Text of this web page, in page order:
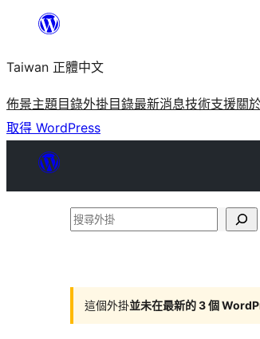
主
要
內
容
Taiwan 正體中文
佈景主題目錄外掛目錄最新消息技術支援關
取得 WordPress
搜
掛
這個外掛並未在最新的 3 個